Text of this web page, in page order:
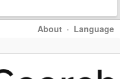
About · Language